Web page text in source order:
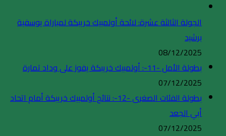
الجولة الثالثة عشرة: لائحة أولمبيك خريبكة لمباراة يوسفية
برشيد
08/12/2025
بطولة الأمل -11-: أولمبيك خريبكة يفوز على وداد تمارة
07/12/2025
بطولة الفئات الصغرى -12-: نتائج أولمبيك خريبكة أمام اتحاد
أبي الجعد
07/12/2025